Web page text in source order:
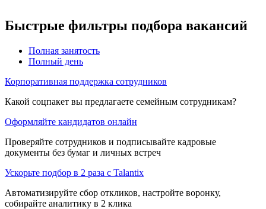
Быстрые фильтры подбора вакансий
Полная занятость
Полный день
Корпоративная поддержка сотрудников
Какой соцпакет вы предлагаете семейным сотрудникам?
Оформляйте кандидатов онлайн
Проверяйте сотрудников и подписывайте кадровые
документы без бумаг и личных встреч
Ускорьте подбор в 2 раза с Talantix
Автоматизируйте сбор откликов, настройте воронку,
собирайте аналитику в 2 клика